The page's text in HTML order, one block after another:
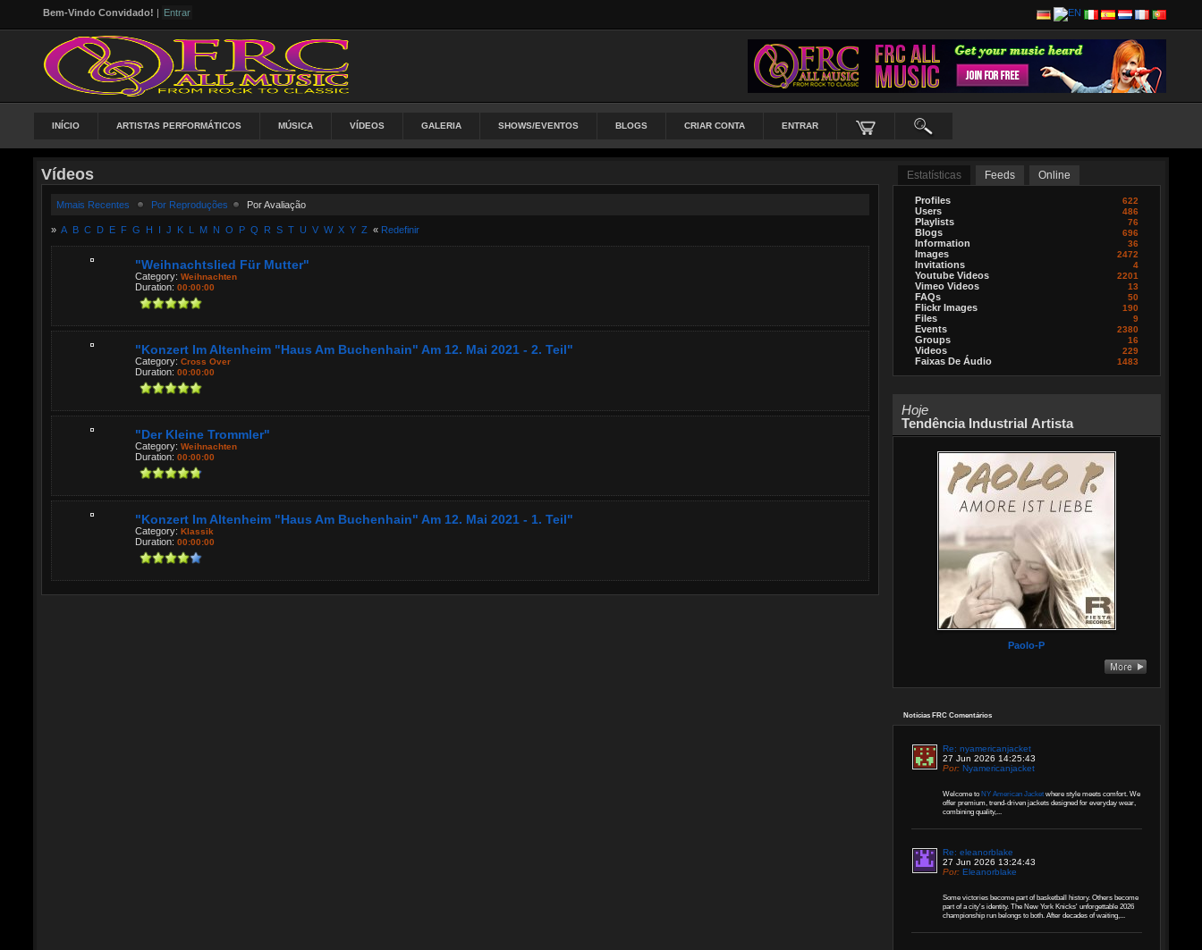
Bem-Vindo Convidado! | Entrar
INÍCIO ARTISTAS PERFORMÁTICOS MÚSICA VÍDEOS GALERIA SHOWS/EVENTOS BLOGS CRIAR CONTA ENTRAR
Vídeos
Mmais Recentes Por Reproduções Por Avaliação
» A B C D E F G H I J K L M N O P Q R S T U V W X Y Z « Redefinir
"Weihnachtslied Für Mutter"
Category: Weihnachten
Duration: 00:00:00
"Konzert Im Altenheim "Haus Am Buchenhain" Am 12. Mai 2021 - 2. Teil"
Category: Cross Over
Duration: 00:00:00
"Der Kleine Trommler"
Category: Weihnachten
Duration: 00:00:00
"Konzert Im Altenheim "Haus Am Buchenhain" Am 12. Mai 2021 - 1. Teil"
Category: Klassik
Duration: 00:00:00
Estatísticas Feeds Online
Profiles 622
Users 486
Playlists 76
Blogs 696
Information 36
Images 2472
Invitations 4
Youtube Videos 2201
Vimeo Videos 13
FAQs 50
Flickr Images 190
Files 9
Events 2380
Groups 16
Videos 229
Faixas De Áudio 1483
Hoje
Tendência Industrial Artista
Paolo-P
Notícias FRC Comentários
Re: nyamericanjacket
27 Jun 2026 14:25:43
Por: Nyamericanjacket
Welcome to NY American Jacketwhere style meets comfort. We
offer premium, trend-driven jackets designed for everyday wear,
combining quality,...
Re: eleanorblake
27 Jun 2026 13:24:43
Por: Eleanorblake
Some victories become part of basketball history. Others become
part of a city's identity. The New York Knicks' unforgettable 2026
championship run belongs to both. After decades of waiting,...